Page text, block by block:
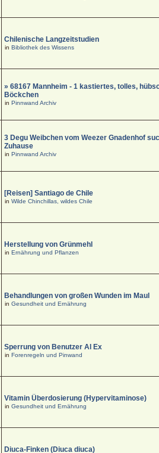
Chilenische Langzeitstudien
inBibliothek des Wissens
» 68167 Mannheim - 1 kastiertes, tolles,
Böckchen
inPinnwand Archiv
3 Degu Weibchen vom Weezer Gnadenhof
Zuhause
inPinnwand Archiv
[Reisen] Santiago de Chile
inWilde Chinchillas, wildes Chile
Herstellung von Grünmehl
inErnährung und Pflanzen
Behandlungen von großen Wunden im Maul
inGesundheit und Ernährung
Sperrung von Benutzer Al Ex
inForenregeln und Pinwand
Vitamin Überdosierung (Hypervitaminose)
inGesundheit und Ernährung
Diuca-Finken (Diuca diuca)